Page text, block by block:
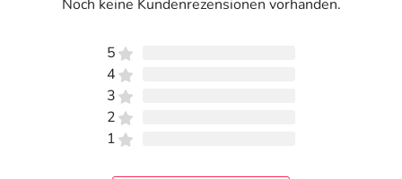
with Dry Eye Disease: A Phase IV, Multicenter Trial. Clin Ophthalmol.
2020;14:3167-3177.
2) MarketScope LLC. 2019 Dry Eye Products Market Report: A Global
Analysis for 2018 to 2024. St. Louis, MO: MarketScope LLC; 2019.
3) Vision Needs Monitor, 2020.
Noch keine Kundenrezensionen vorhanden.
5
4
3
2
1